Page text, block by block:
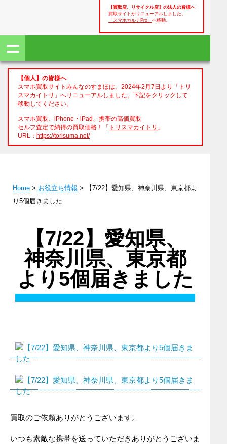
【買取店、リサイクル店】の法人の皆様へ
買取サイトがリニューアルしました。
「スマホカルテPro」 へ移動。
【個人】の皆様へ
スマホ買取サイトみんなのすまほは、2024年2月7日より「トリ
スマカイトリ」へリニューアルしました。下記をクリックして
移動してください。
スマホ買取、iPhone・iPad、携帯の高価買取
セルフ査定で納得の買取価格！「 トリスマカイトリ 」
URL： https://torisuma.net/
Home > お役立ち情報 > 【7/22】愛知県、神奈川県、東京都よ
り5個届きました
【7/22】愛知県、
神奈川県、東京都
より5個届きました
買取のご依頼ありがとうございます。
いつも素敵な携帯を送っていただきありがとうございま